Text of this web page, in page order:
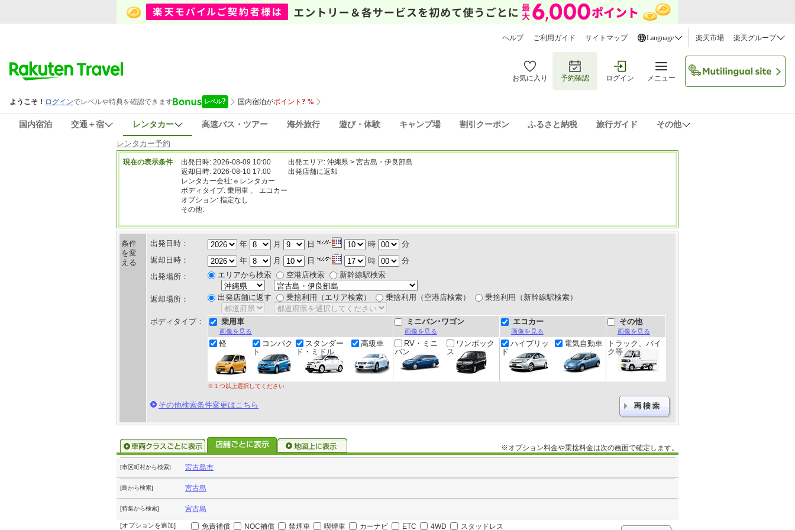
ヘルプ ご利用ガイド サイトマップ Language 楽天市場 楽天グループ
お気に入り 予約確認 ログイン メニュー
国内宿泊 交通＋宿 レンタカー 高速バス・ツアー 海外旅行 遊び・体験 キャンプ場 割引クーポン ふるさと納税 旅行ガイド その他
レンタカー予約
現在の表示条件 出発日時: 2026-08-09 10:00
出発エリア: 沖縄県 > 宮古島・伊良部島
返却日時: 2026-08-10 17:00
出発店舗に返却
レンタカー会社:ｅレンタカー
ボディタイプ: 乗用車 、 エコカー
オプション: 指定なし
その他:
条件
を変
える
出発日時： 年 月 日 時
分
返却日時：
年 月 日 時
分
出発場所：
エリアから検索 空港店検索 新幹線駅検索
返却場所： 出発店舗に返す 乗捨利用（エリア検索） 乗捨利用（空港店検索） 乗捨利用（新幹線駅検索）
ボディタイプ： 乗用車
画像を見る
ミニバン･ワゴン
画像を見る
エコカー
画像を見る
その他
画像を見る
軽
コンパク
ト
スタンダー
ド・ミドル
高級車
RV・ミニ
バン
ワンボック
ス
ハイブリッ
ド
電気自動車
トラック、バイ
ク等
※１つ以上選択してください
その他検索条件変更はこちら
※オプション料金や乗捨料金は次の画面で確定します。
[市区町村から検索] 宮古島市
[島から検索] 宮古島
[特集から検索] 宮古島
[オプションを追加] 免責補償 NOC補償 禁煙車 喫煙車 カーナビ ETC 4WD スタッドレス